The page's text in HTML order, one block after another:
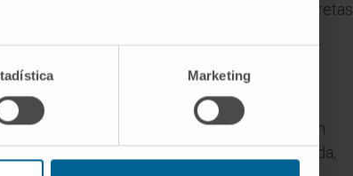
Marketing
la complementa en situaciones concretas.
), "observar". Significa literalmente "observación
del paciente, no una muestra histológica fijada,